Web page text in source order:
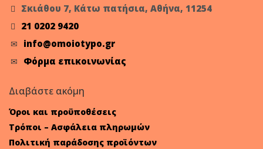
Σκιάθου 7, Κάτω πατήσια, Αθήνα, 11254
21 0202 9420
info@omoiotypo.gr
Φόρμα επικοινωνίας
Διαβάστε ακόμη
Όροι και προϋποθέσεις
Τρόποι – Ασφάλεια πληρωμών
Πολιτική παράδοσης προϊόντων